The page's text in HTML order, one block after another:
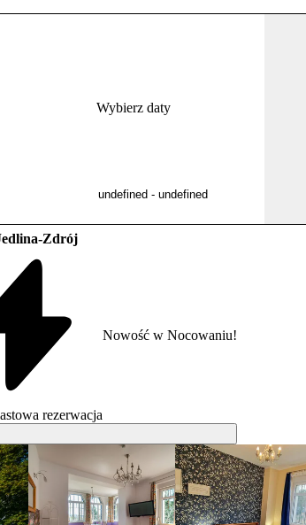
Wybierz daty
Zdrój
rezerwacja
Nowość w Nocowaniu!